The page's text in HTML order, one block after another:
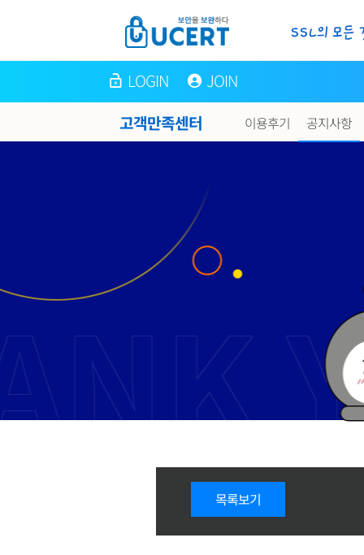
LOGIN
JOIN
고객만족센터
이용후기 공지사항
목록보기